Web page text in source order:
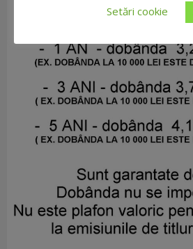
Setări cookie